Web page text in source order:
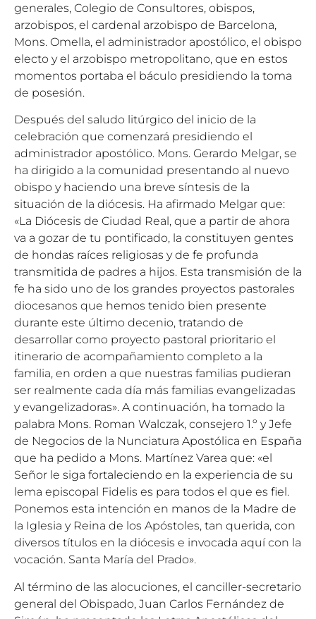
generales, Colegio de Consul­tores, obispos,
arzobispos, el cardenal arzobispo de Barcelona,
Mons. Omella, el administrador apostólico, el obispo
electo y el arzobispo metropoli­tano, que en estos
momentos portaba el báculo presidiendo la toma
de posesión.
Después del saludo litúrgico del inicio de la
celebración que comenzará presidiendo el
administrador apostólico. Mons. Gerardo Melgar, se
ha dirigido a la comunidad presentando al nuevo
obispo y haciendo una breve síntesis de la
situación de la diócesis. Ha afirmado Melgar que:
«La Diócesis de Ciudad Real, que a partir de ahora
va a gozar de tu pontificado, la constituyen gentes
de hondas raíces religiosas y de fe profunda
transmitida de padres a hijos. Esta transmisión de la
fe ha sido uno de los grandes proyectos pastorales
diocesanos que hemos tenido bien presente
durante este último decenio, tratando de
desarrollar como proyecto pastoral prioritario el
itinerario de acompañamiento completo a la
familia, en orden a que nuestras familias pudieran
ser realmente cada día más familias evangelizadas
y evangelizadoras». A continuación, ha tomado la
palabra Mons. Roman Walczak, consejero 1.º y Jefe
de Negocios de la Nunciatura Apostólica en España
que ha pedido a Mons. Martínez Varea que: «el
Señor le siga fortaleciendo en la experiencia de su
lema episcopal Fidelis es para todos el que es fiel.
Ponemos esta intención en manos de la Madre de
la Iglesia y Reina de los Apóstoles, tan querida, con
diversos títulos en la diócesis e invocada aquí con la
vocación. Santa María del Prado».
Al término de las alocuciones, el canciller-secretario
general del Obispado, Juan Carlos Fernández de